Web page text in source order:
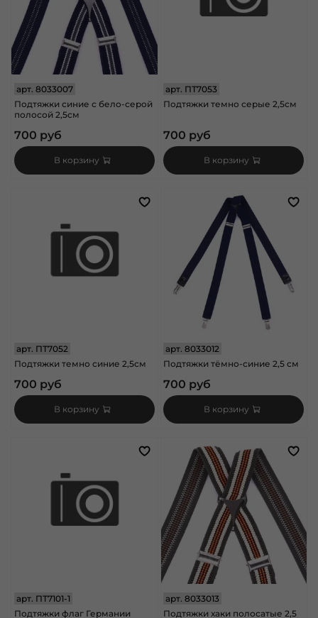
арт. 8033007
Подтяжки синие с бело-серой
полосой 2,5см
700 руб
В корзину
арт. ПТ7053
Подтяжки темно серые 2,5см
700 руб
В корзину
арт. ПТ7052
Подтяжки темно синие 2,5см
700 руб
В корзину
арт.8033012
Подтяжки тёмно-синие 2,5 см
700 руб
В корзину
арт. ПТ7101-1
Подтяжки флаг Германии
арт.8033013
Подтяжки хаки полосатые 2,5